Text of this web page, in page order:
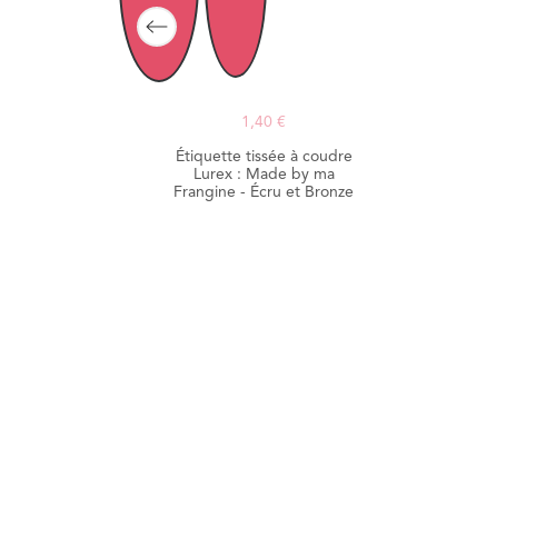
Étiquette tissée à coudre
Lurex : Made by ma
Frangine - Écru et Bronze
1,40 €